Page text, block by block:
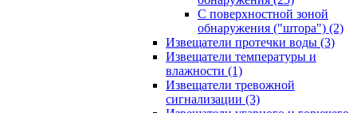
С поверхностной зоной
обнаружения ("штора") (2)
Извещатели протечки воды (3)
Извещатели температуры и
влажности (1)
Извещатели тревожной
сигнализации (3)